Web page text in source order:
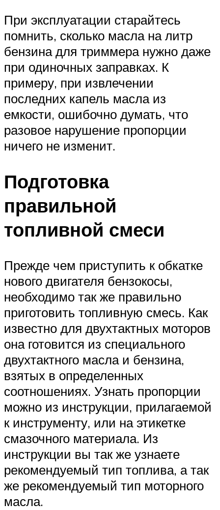
При эксплуатации старайтесь
помнить, сколько масла на литр
бензина для триммера нужно даже
при одиночных заправках. К
примеру, при извлечении
последних капель масла из
емкости, ошибочно думать, что
разовое нарушение пропорции
ничего не изменит.
Подготовка
правильной
топливной смеси
Прежде чем приступить к обкатке
нового двигателя бензокосы,
необходимо так же правильно
приготовить топливную смесь. Как
известно для двухтактных моторов
она готовится из специального
двухтактного масла и бензина,
взятых в определенных
соотношениях. Узнать пропорции
можно из инструкции, прилагаемой
к инструменту, или на этикетке
смазочного материала. Из
инструкции вы так же узнаете
рекомендуемый тип топлива, а так
же рекомендуемый тип моторного
масла.